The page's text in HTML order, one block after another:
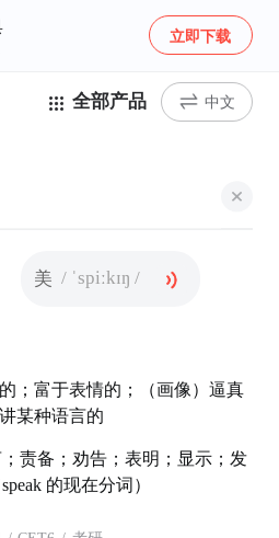
立即下载
全部产品 中文
美 / ˈspiːkɪŋ /
；富于表情的；（画像）逼真
某种语言的
责备；劝告；表明；显示；发
的现在分词）